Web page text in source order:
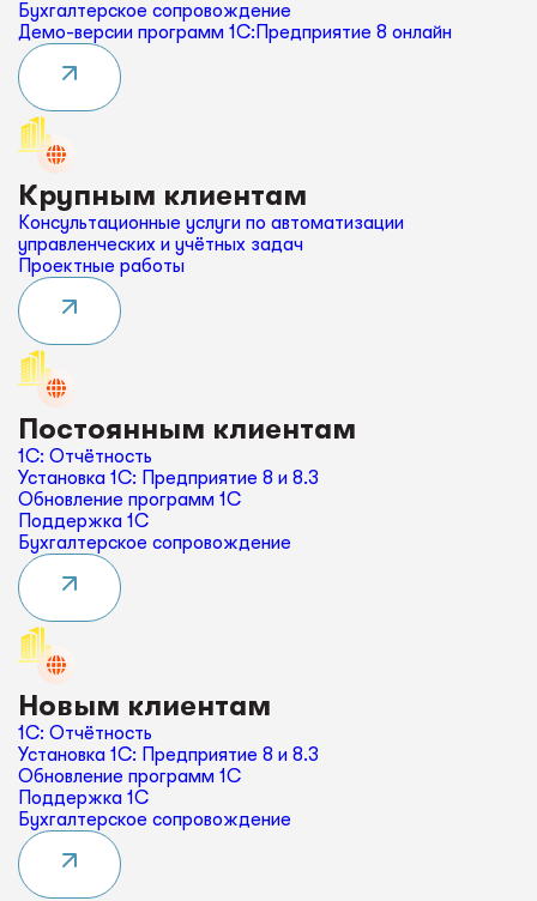
Бухгалтерское сопровождение
Демо-версии программ 1С:Предприятие 8 онлайн
Крупным клиентам
Консультационные услуги по автоматизации
управленческих и учётных задач
Проектные работы
Постоянным клиентам
1С: Отчётность
Установка 1С: Предприятие 8 и 8.3
Обновление программ 1С
Поддержка 1С
Бухгалтерское сопровождение
Новым клиентам
1С: Отчётность
Установка 1С: Предприятие 8 и 8.3
Обновление программ 1С
Поддержка 1С
Бухгалтерское сопровождение